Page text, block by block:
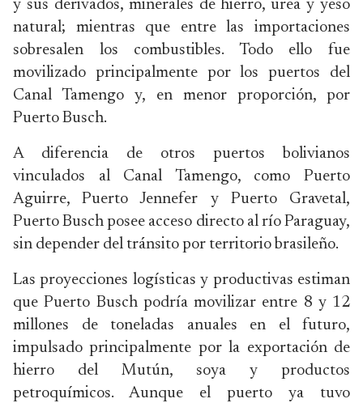
y sus derivados, minerales de hierro, urea y yeso
natural; mientras que entre las importaciones
sobresalen los combustibles. Todo ello fue
movilizado principalmente por los puertos del
Canal Tamengo y, en menor proporción, por
Puerto Busch.
A diferencia de otros puertos bolivianos
vinculados al Canal Tamengo, como Puerto
Aguirre, Puerto Jennefer y Puerto Gravetal,
Puerto Busch posee acceso directo al río Paraguay,
sin depender del tránsito por territorio brasileño.
Las proyecciones logísticas y productivas estiman
que Puerto Busch podría movilizar entre 8 y 12
millones de toneladas anuales en el futuro,
impulsado principalmente por la exportación de
hierro del Mutún, soya y productos
petroquímicos. Aunque el puerto ya tuvo